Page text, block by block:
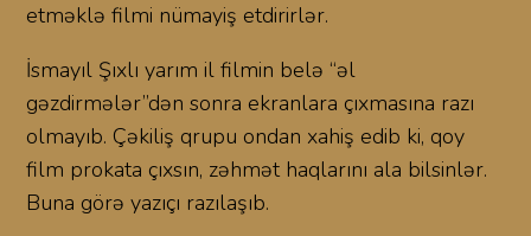
etməklə filmi nümayiş etdirirlər.
İsmayıl Şıxlı yarım il filmin belə “əl
gəzdirmələr”dən sonra ekranlara çıxmasına razı
olmayıb. Çəkiliş qrupu ondan xahiş edib ki, qoy
film prokata çıxsın, zəhmət haqlarını ala bilsinlər.
Buna görə yazıçı razılaşıb.